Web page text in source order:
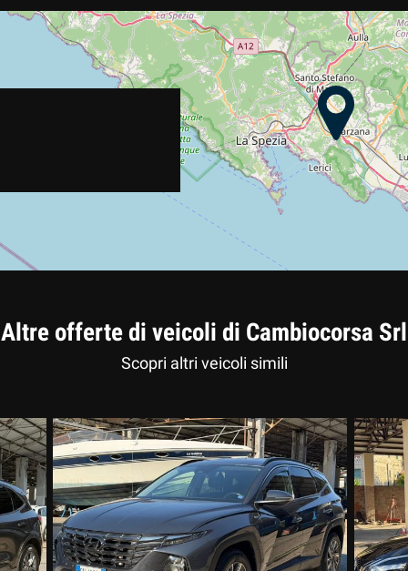
Altre offerte di veicoli di Cambiocorsa Srl
Scopri altri veicoli simili